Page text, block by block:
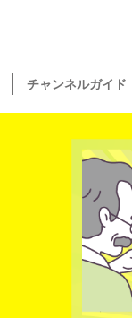
チャンネルガイド